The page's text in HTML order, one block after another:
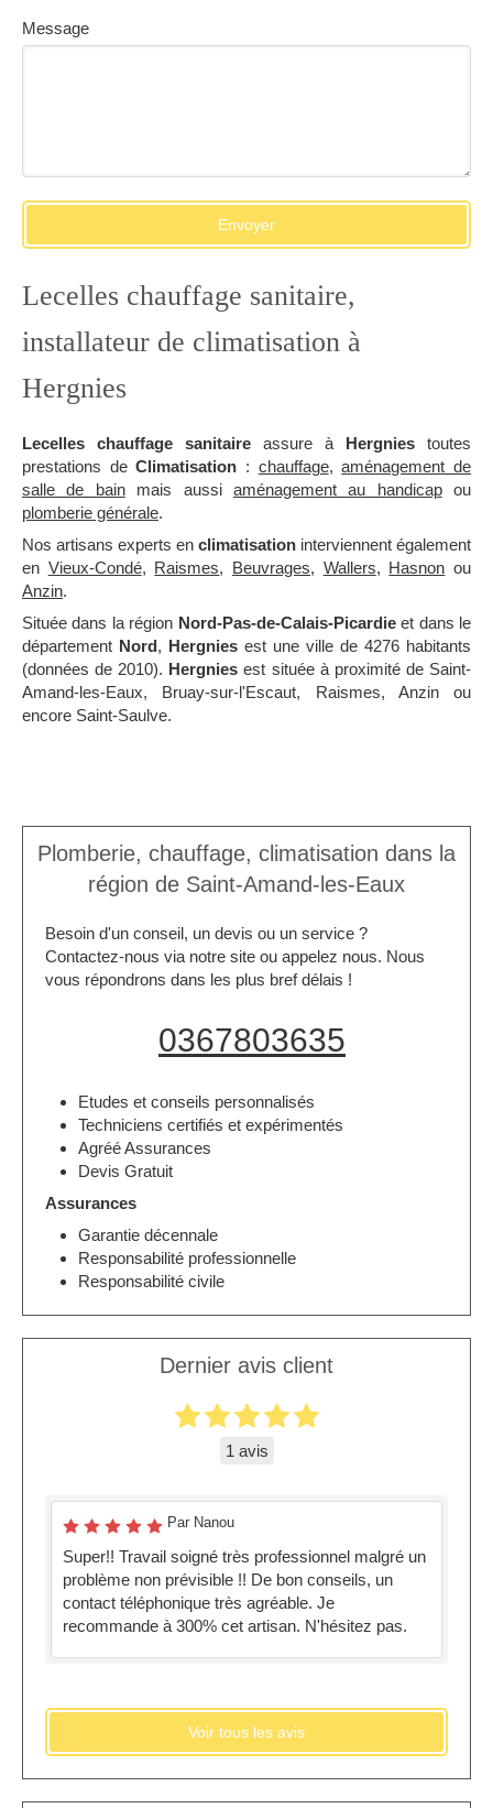
Message
Envoyer
Lecelles chauffage sanitaire,
installateur de climatisation à
Hergnies
Lecelles chauffage sanitaire assure à Hergnies toutes
prestations deClimatisation : chauffage,aménagement de
salle de bainmais aussi aménagement au handicapou
plomberie générale.
Nos artisans experts en climatisation interviennent également
en Vieux-Condé, Raismes, Beuvrages, Wallers, Hasnon ou
Anzin.
Située dans la région Nord-Pas-de-Calais-Picardieet dans le
département Nord, Hergnies est une ville de 4276 habitants
(données de 2010). Hergnies est située à proximité de Saint-
Amand-les-Eaux, Bruay-sur-l'Escaut, Raismes, Anzin ou
encore Saint-Saulve.
Plomberie, chauffage, climatisation dans la
région de Saint-Amand-les-Eaux
Besoin d'un conseil, un devis ou un service ?
Contactez-nous via notre site ou appelez nous. Nous
vous répondrons dans les plus bref délais !
0367803635
Etudes et conseils personnalisés
Techniciens certifiés et expérimentés
Agréé Assurances
Devis Gratuit
Assurances
Garantie décennale
Responsabilité professionnelle
Responsabilité civile
Dernier avis client
1 avis
Par Nanou
Super!! Travail soigné très professionnel malgré un
problème non prévisible !! De bon conseils, un
contact téléphonique très agréable. Je
recommande à 300% cet artisan. N'hésitez pas.
Voir tous les avis